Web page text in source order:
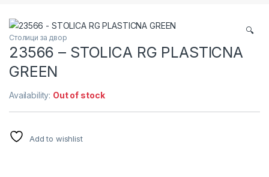
🔍
Столици за двор
23566 – STOLICA RG PLASTICNA
GREEN
Availability: Out of stock
Add to wishlist